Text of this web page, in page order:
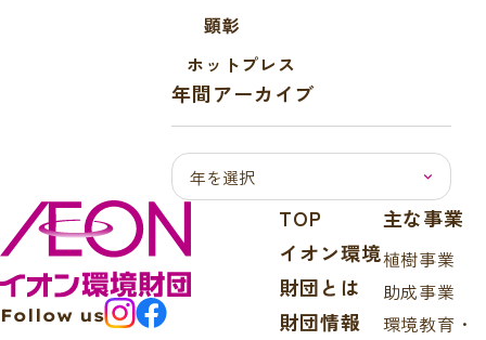
顕彰
ホットプレス
年間アーカイブ
Follow us
TOP
イオン環境
財団とは
財団情報
主な事業
植樹事業
助成事業
環境教育・